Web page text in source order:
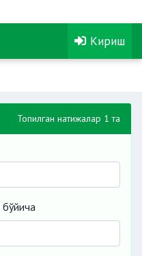
Кириш
Топилган натижалар 1 та